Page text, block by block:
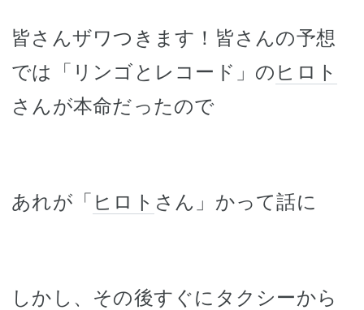
皆さんザワつきます！皆さんの予想
では「リンゴとレコード」の ヒロト
さんが本命だったので
あれが「 ヒロト さん」かって話に
しかし、その後すぐにタクシーから